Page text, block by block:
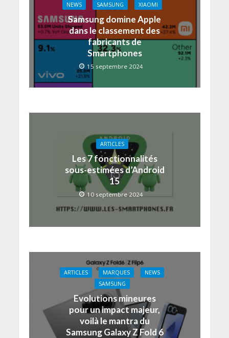
NEWS SAMSUNG XIAOMI
Samsung domine Apple
dans le classement des
fabricants de
Smartphones
15 septembre 2024
ARTICLES
Les 7 fonctionnalités
sous-estimées d’Android
15
10 septembre 2024
ARTICLES MARQUES
NEWS
SAMSUNG
Evolutions mineures
pour un impact majeur,
voilà le mantra du
Samsung Galaxy Z Fold 6